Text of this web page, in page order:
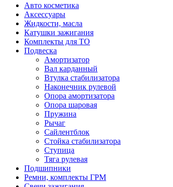
Авто косметика
Аксессуары
Жидкости, масла
Катушки зажигания
Комплекты для ТО
Подвеска
Амортизатор
Вал карданный
Втулка стабилизатора
Наконечник рулевой
Опора амортизатора
Опора шаровая
Пружина
Рычаг
Сайлентблок
Стойка стабилизатора
Ступица
Тяга рулевая
Подшипники
Ремни, комплекты ГРМ